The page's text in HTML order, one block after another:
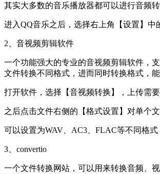
其实大多数的音乐播放器都可以进行音频
进入QQ音乐之后，选择右上角【设置】
2、音视频剪辑软件
一个功能强大的专业的音视频剪辑软件，
文件转换不同格式，进而同时转换格式，
打开软件，选择【音视频转换】，上传需
之后点击文件右侧的【格式设置】对单个
可以设置为WAV、AC3、FLAC等不同格
3、convertio
一个文件转换网站，可以用来转换音频、